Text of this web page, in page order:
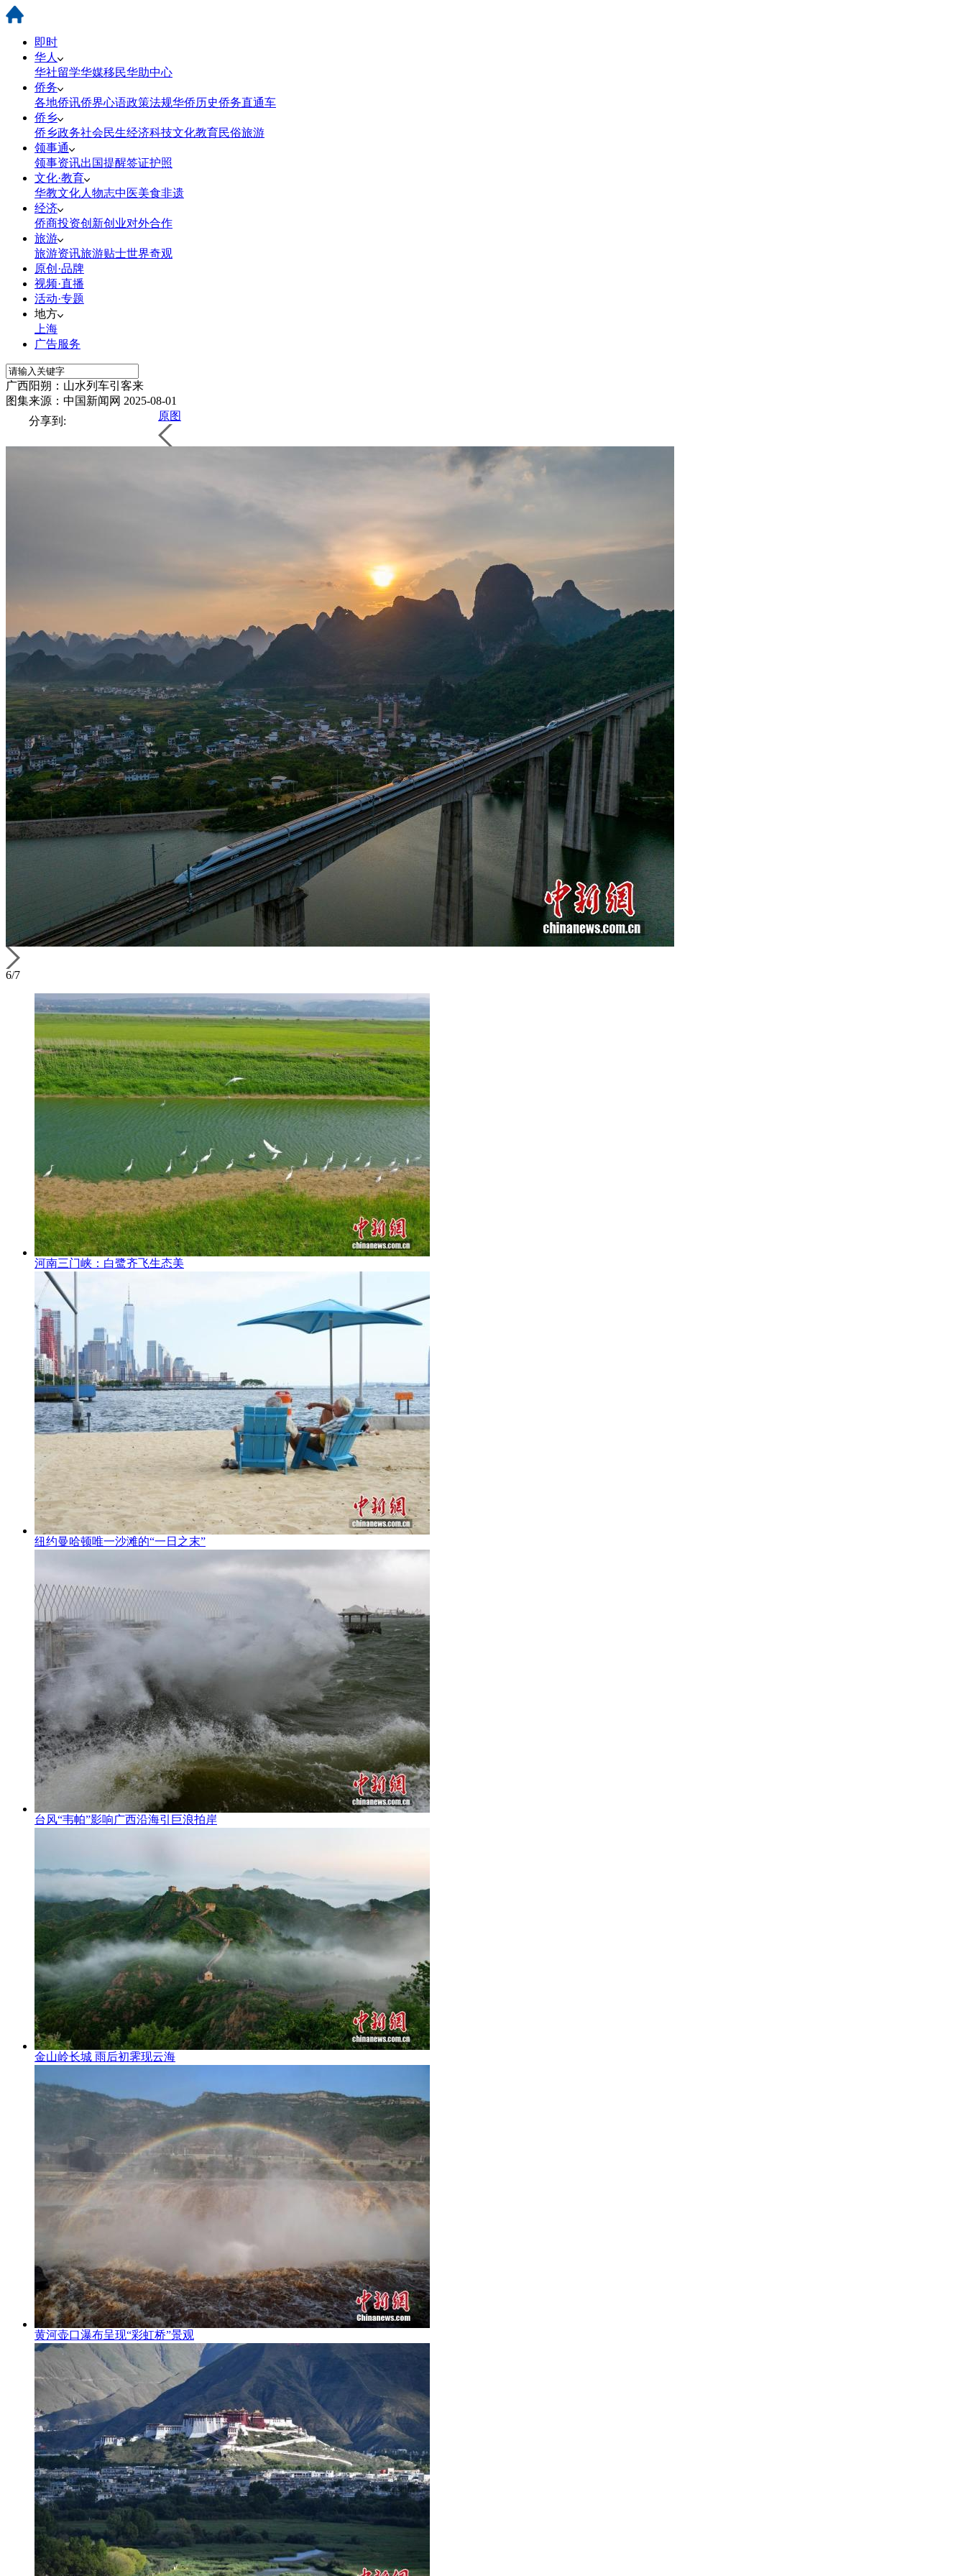
即时
华人
华社留学华媒移民华助中心
侨务
各地侨讯侨界心语政策法规华侨历史侨务直通车
侨乡
侨乡政务社会民生经济科技文化教育民俗旅游
领事通
领事资讯出国提醒签证护照
文化·教育
华教文化人物志中医美食非遗
经济
侨商投资创新创业对外合作
旅游
旅游资讯旅游贴士世界奇观
原创·品牌
视频·直播
活动·专题
地方
上海
广告服务
广西阳朔：山水列车引客来
图集来源：中国新闻网 2025-08-01
分享到:
原图
6/7
河南三门峡：白鹭齐飞生态美
纽约曼哈顿唯一沙滩的“一日之末”
台风“韦帕”影响广西沿海引巨浪拍岸
金山岭长城 雨后初霁现云海
黄河壶口瀑布呈现“彩虹桥”景观